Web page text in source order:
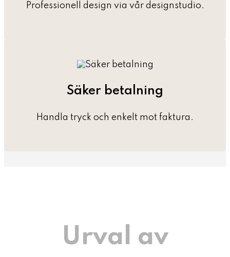
Professionell design via vår designstudio.
Säker betalning
Handla tryck och enkelt mot faktura.
Urval av